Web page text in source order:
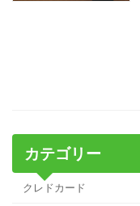
カテゴリー
クレドカード